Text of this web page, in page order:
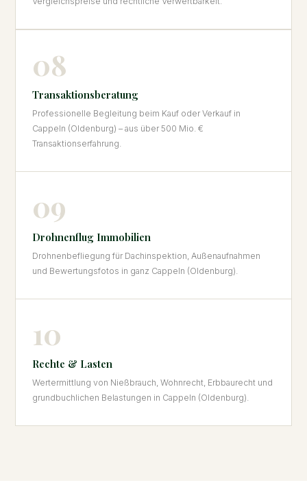
08
Transaktionsberatung
Professionelle Begleitung beim Kauf oder Verkauf in
Cappeln (Oldenburg) – aus über 500 Mio. €
Transaktionserfahrung.
09
Drohnenflug Immobilien
Drohnenbefliegung für Dachinspektion, Außenaufnahmen
und Bewertungsfotos in ganz Cappeln (Oldenburg).
10
Rechte & Lasten
Wertermittlung von Nießbrauch, Wohnrecht, Erbbaurecht und
grundbuchlichen Belastungen in Cappeln (Oldenburg).